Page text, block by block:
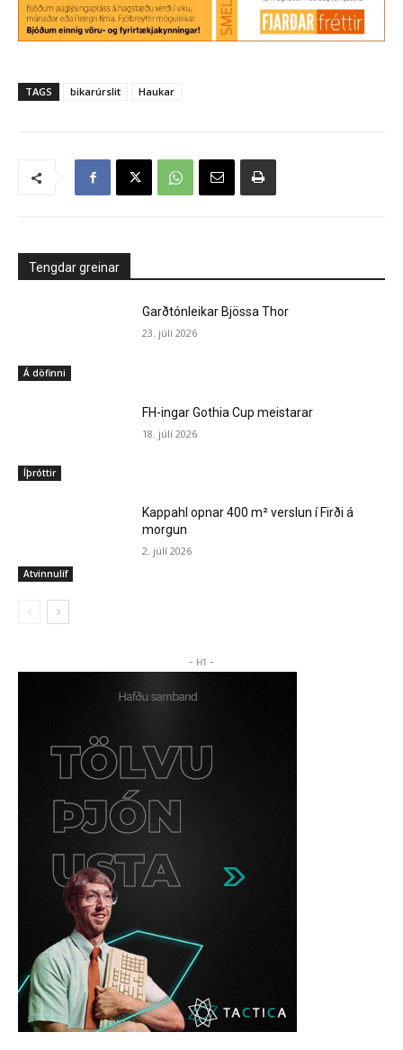
TAGS bikarúrslit Haukar
Tengdar greinar
Á döfinni
Garðtónleikar Bjössa Thor
23. júlí 2026
Íþróttir
FH-ingar Gothia Cup meistarar
18. júlí 2026
Atvinnulíf
Kappahl opnar 400 m² verslun í Firði á
morgun
2. júlí 2026
- H1 -